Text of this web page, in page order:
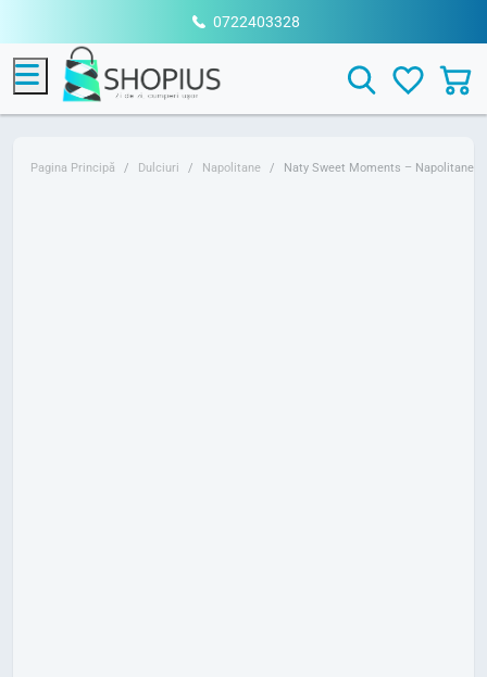
0722403328
Menu Search
Pagina Principă Dulciuri Napolitane Naty Sweet Moments – Napolitane